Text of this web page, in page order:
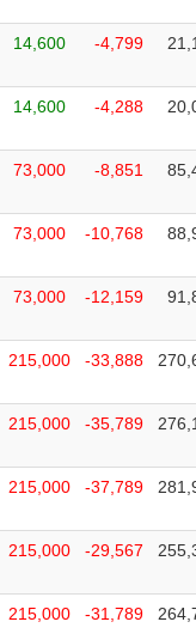
14,600 -4,799
14,600 -4,288
73,000 -8,851
73,000 -10,768
73,000 -12,159
215,000 -33,888
215,000 -35,789
215,000 -37,789
215,000 -29,567
215,000 -31,789